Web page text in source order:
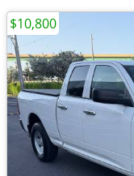
$10,800